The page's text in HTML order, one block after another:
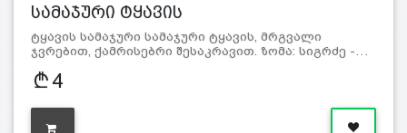
სამაჯური ტყავის
ტყავის სამაჯური სამაჯური ტყავის, მრგვალი
ჯვრებით, ქამრისებრი შესაკრავით. ზომა: სიგრძე -…
4